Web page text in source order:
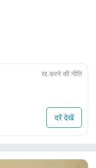
रद्द करने की नीति
दरें देखें